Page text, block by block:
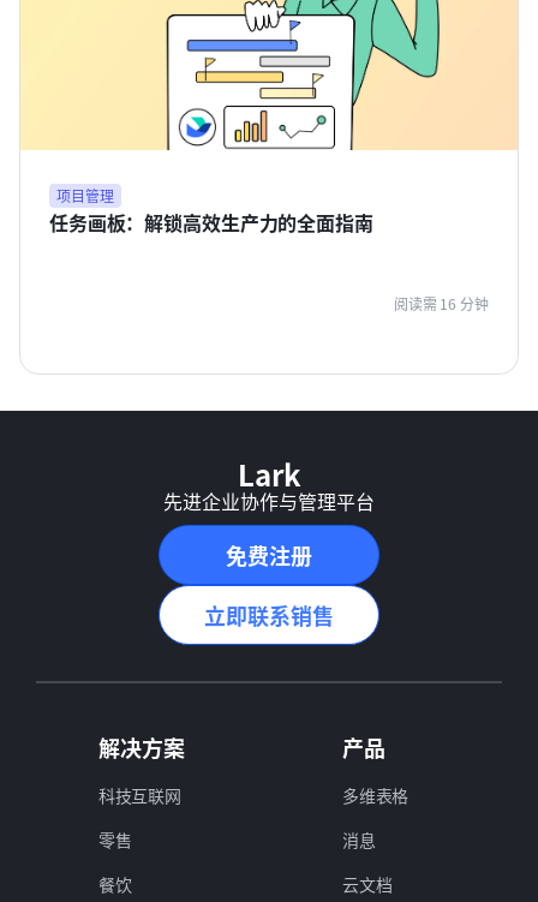
项目管理
任务画板：解锁高效生产力的全面指南
阅读需 16 分钟
Lark
先进企业协作与管理平台
免费注册
立即联系销售
解决方案
科技互联网
零售
餐饮
产品
多维表格
消息
云文档